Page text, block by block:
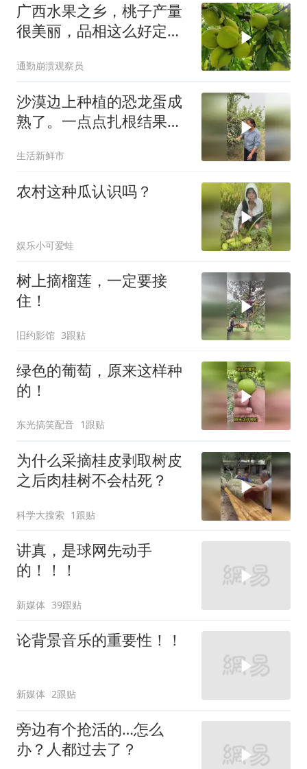
广西水果之乡，桃子产量
很美丽，品相这么好定能
通勤崩溃观察员
沙漠边上种植的恐龙蛋成
熟了。一点点扎根结果，
生活新鲜市
农村这种瓜认识吗？
娱乐小可爱蛙
树上摘榴莲，一定要接
住！
旧约影馆 3跟贴
绿色的葡萄，原来这样种
的！
东光搞笑配音 1跟贴
为什么采摘桂皮剥取树皮
之后肉桂树不会枯死？
科学大搜索 1跟贴
讲真，是球网先动手
的！！！
新媒体 39跟贴
论背景音乐的重要性！！
新媒体 2跟贴
旁边有个抢活的…怎么
办？人都过去了？